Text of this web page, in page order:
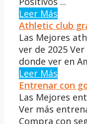
Leer Más
Athletic club
Las Mejores
ver de 2025
donde ver en
Leer Más
Entrenar con
Las Mejores
Ver más
Compra con